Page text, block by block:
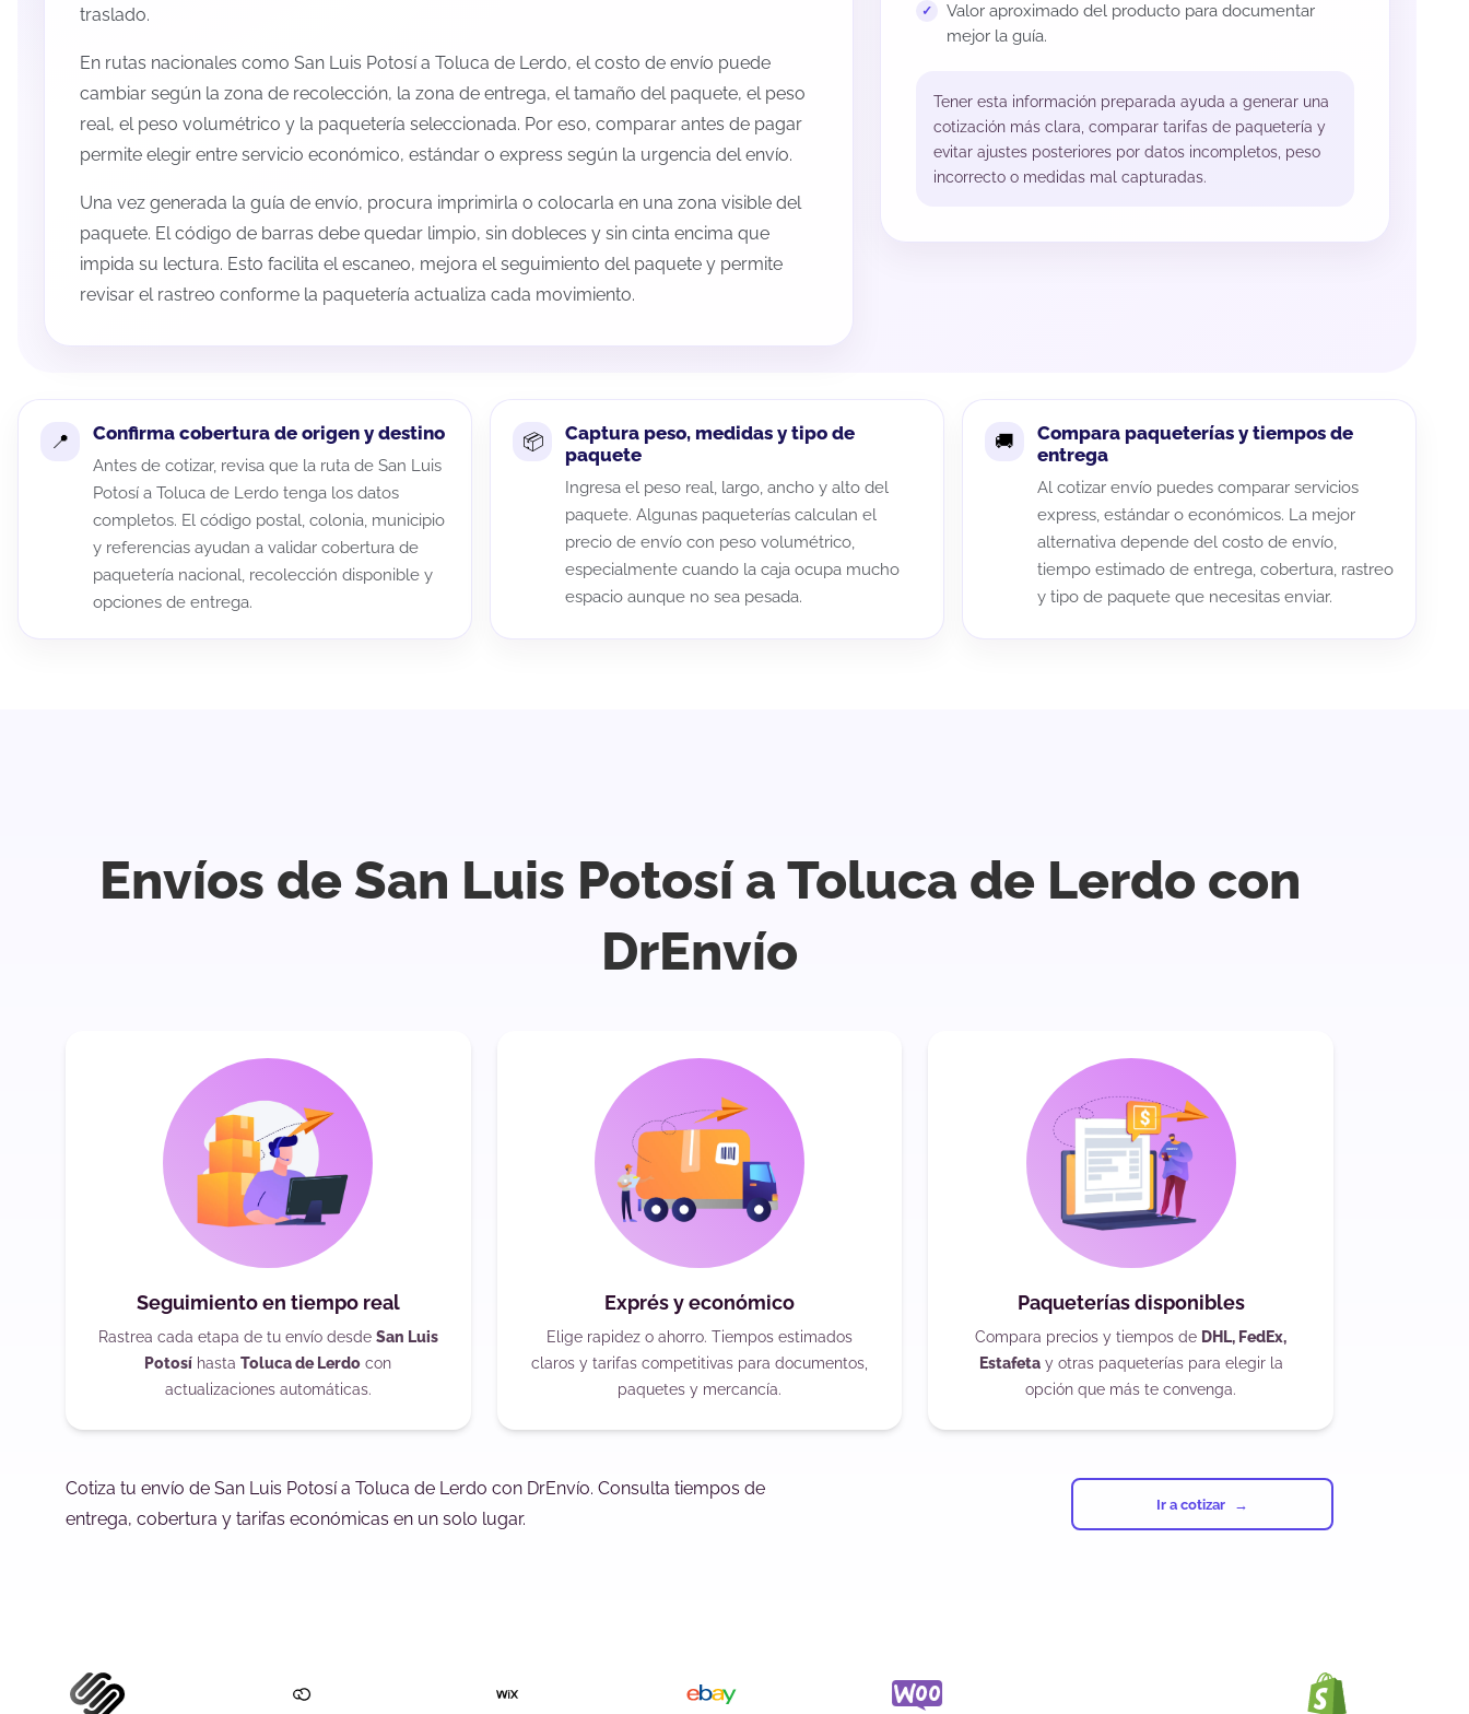
traslado.
En rutas nacionales como San Luis Potosí a Toluca de Lerdo, el costo de envío puede
cambiar según la zona de recolección, la zona de entrega, el tamaño del paquete, el peso
real, el peso volumétrico y la paquetería seleccionada. Por eso, comparar antes de pagar
permite elegir entre servicio económico, estándar o express según la urgencia del envío.
Una vez generada la guía de envío, procura imprimirla o colocarla en una zona visible del
paquete. El código de barras debe quedar limpio, sin dobleces y sin cinta encima que
impida su lectura. Esto facilita el escaneo, mejora el seguimiento del paquete y permite
revisar el rastreo conforme la paquetería actualiza cada movimiento.
Valor aproximado del producto para documentar
mejor la guía.
Tener esta información preparada ayuda a generar una
cotización más clara, comparar tarifas de paquetería y
evitar ajustes posteriores por datos incompletos, peso
incorrecto o medidas mal capturadas.
Confirma cobertura de origen y destino
Antes de cotizar, revisa que la ruta de San Luis
Potosí a Toluca de Lerdo tenga los datos
completos. El código postal, colonia, municipio
y referencias ayudan a validar cobertura de
paquetería nacional, recolección disponible y
opciones de entrega.
Captura peso, medidas y tipo de
paquete
Ingresa el peso real, largo, ancho y alto del
paquete. Algunas paqueterías calculan el
precio de envío con peso volumétrico,
especialmente cuando la caja ocupa mucho
espacio aunque no sea pesada.
Compara paqueterías y tiempos de
entrega
Al cotizar envío puedes comparar servicios
express, estándar o económicos. La mejor
alternativa depende del costo de envío,
tiempo estimado de entrega, cobertura, rastreo
y tipo de paquete que necesitas enviar.
Envíos de San Luis Potosí a Toluca de Lerdo con
DrEnvío
Seguimiento en tiempo real
Rastrea cada etapa de tu envío desde San Luis
Potosí hastaToluca de Lerdo con
actualizaciones automáticas.
Exprés y económico
Elige rapidez o ahorro. Tiempos estimados
claros y tarifas competitivas para documentos,
paquetes y mercancía.
Paqueterías disponibles
Compara precios y tiempos de DHL, FedEx,
Estafetay otras paqueterías para elegir la
opción que más te convenga.
Cotiza tu envío de San Luis Potosí a Toluca de Lerdo con DrEnvío. Consulta tiempos de
entrega, cobertura y tarifas económicas en un solo lugar.
Ir a cotizar